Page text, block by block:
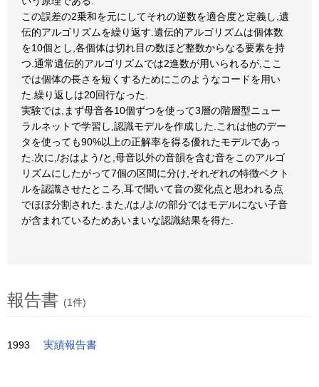
この誤差の2乗和を元にしてそれの逆数を適合度と定義し,遺
伝的アルゴリズムを繰り返す.遺伝的アルゴリズムは個体数
を10個とし,各個体は切れ目の数ほど整数からなる要素を持
つ.通常遺伝的アルゴリズムでは2進数が用いられるが,ここ
では個体の長さを短くするためにこのようなコードを用い
た.繰り返しは20回行なった.
実験では,まず母音各10個ずつを使って3層の階層型ニュー
ラルネットで学習し,認識モデルを作成した.これは他のデー
タを使っても90%以上の正解率を得る優れたモデルであっ
た.次に,/おはよう/と,母音以外の音韻を含む音をこのアルゴ
リズムにしたがって7個の区間に分け,それぞれの特徴ベクト
ルを認識させたところ,耳で聞いて音の変化点と思われる点
でほぼ分割された.また,/は,/よ/の部分ではモデルにない子音
が含まれているためあいまいな認識結果を得た.
報告書 (1件)
1993 実績報告書